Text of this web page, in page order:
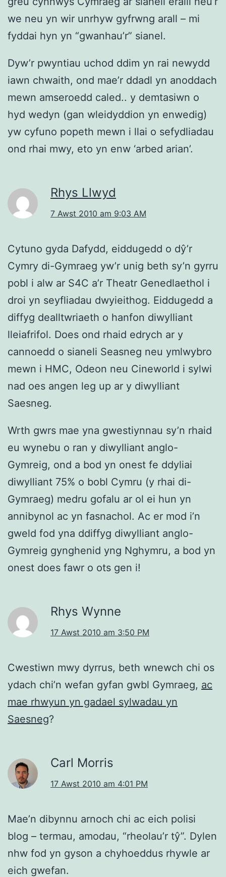
we neu yn wir unrhyw gyfrwng arall – mi
fyddai hyn yn “gwanhau’r” sianel.
Dyw’r pwyntiau uchod ddim yn rai newydd
iawn chwaith, ond mae’r ddadl yn anoddach
mewn amseroedd caled.. y demtasiwn o
hyd wedyn (gan wleidyddion yn enwedig)
yw cyfuno popeth mewn i llai o sefydliadau
ond rhai mwy, eto yn enw ‘arbed arian’.
Rhys Llwyd
7 Awst 2010 am 9:03 AM
Cytuno gyda Dafydd, eiddugedd o dŷ’r
Cymry di-Gymraeg yw’r unig beth sy’n gyrru
pobl i alw ar S4C a’r Theatr Genedlaethol i
droi yn seyfliadau dwyieithog. Eiddugedd a
diffyg dealltwriaeth o hanfon diwylliant
lleiafrifol. Does ond rhaid edrych ar y
cannoedd o sianeli Seasneg neu ymlwybro
mewn i HMC, Odeon neu Cineworld i sylwi
nad oes angen leg up ar y diwylliant
Saesneg.
Wrth gwrs mae yna gwestiynnau sy’n rhaid
eu wynebu o ran y diwylliant anglo-
Gymreig, ond a bod yn onest fe ddyliai
diwylliant 75% o bobl Cymru (y rhai di-
Gymraeg) medru gofalu ar ol ei hun yn
annibynol ac yn fasnachol. Ac er mod i’n
gweld fod yna ddiffyg diwylliant anglo-
Gymreig gynghenid yng Nghymru, a bod yn
onest does fawr o ots gen i!
Rhys Wynne
17 Awst 2010 am 3:50 PM
Cwestiwn mwy dyrrus, beth wnewch chi os
ydach chi’n wefan gyfan gwbl Gymraeg, ac
mae rhwyun yn gadael sylwadau yn
Saesneg?
Carl Morris
17 Awst 2010 am 4:01 PM
Mae’n dibynnu arnoch chi ac eich polisi
blog – termau, amodau, “rheolau’r tŷ”. Dylen
nhw fod yn gyson a chyhoeddus rhywle ar
eich gwefan.